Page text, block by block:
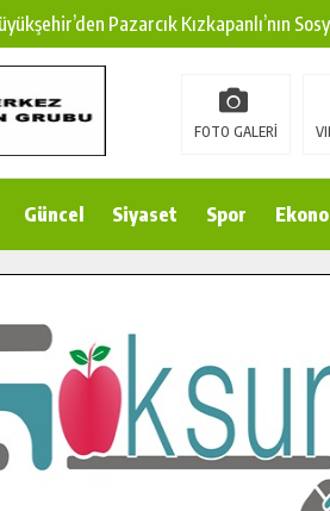
Pazarcık Kızkapanlı’nın
Pazarcık Kırsalına Modern
KSÜ’ye Uluslararası Başarı:
Pusula Maraş Kampında Yeni
Jandarma Komutanı Karakaya’dan
Yeni Köprüsünde Sona Doğru.
FOTO GALERİ
Güncel Siyaset Spor